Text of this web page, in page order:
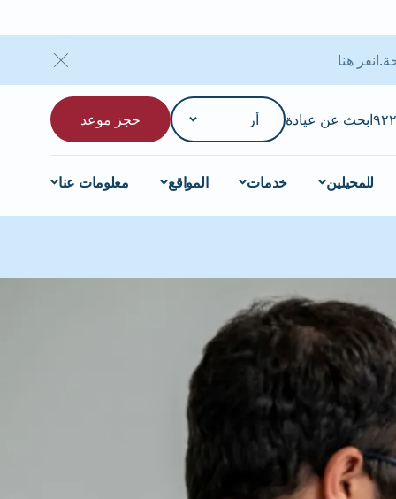
ابحث عن عيادة حجز موعد
للمحيلين خدمات المواقع معلومات عنا
انقر هنا